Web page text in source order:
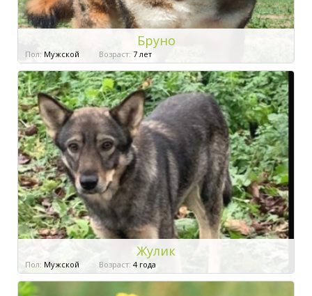
Бруно
Пол: Мужской Возраст: 7 лет
Жулик
Пол: Мужской Возраст: 4 года